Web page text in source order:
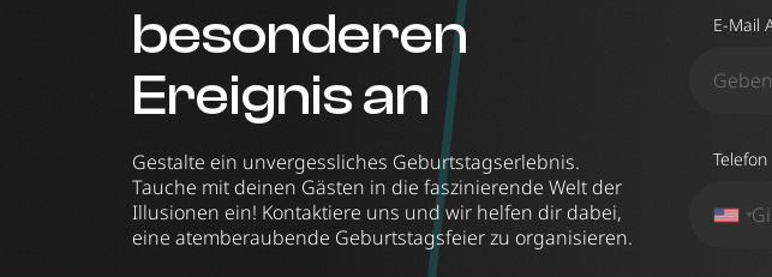
besonderen
Ereignis an
Gestalte ein unvergessliches Geburtstagserlebnis.
Tauche mit deinen Gästen in die faszinierende Welt der
Illusionen ein! Kontaktiere uns und wir helfen dir dabei,
eine atemberaubende Geburtstagsfeier zu organisieren.
E-Mail
Telefon